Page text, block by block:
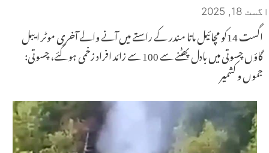
اگست 18, 2025
اگست 14کو مچائیل ماتا مندر کے راستے میں آنے والے آخری موٹر ایبل
گاؤں چسوتی میں بادل پھٹنے سے 100 سے زائد افراد زخمی ہو گئے، چسوتی:
جموں و کشمیر